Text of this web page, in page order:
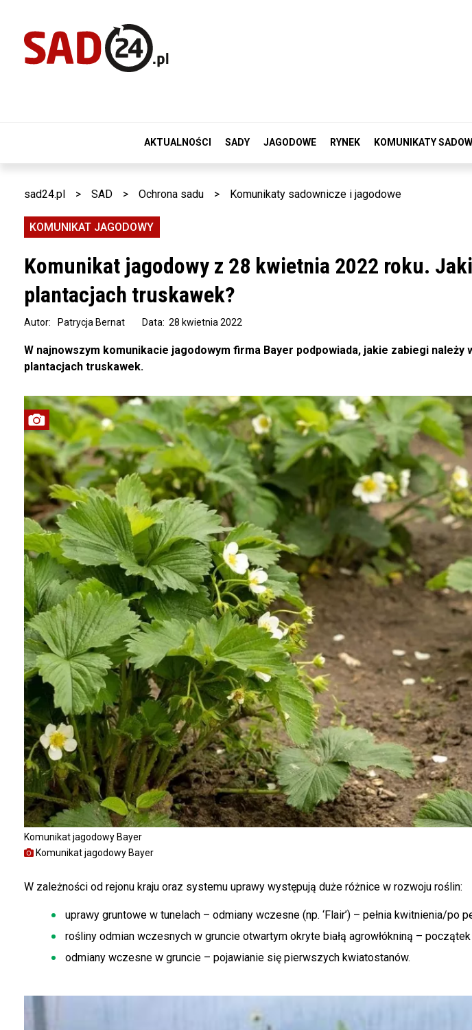
AKTUALNOŚCI SADY JAGODOWE RYNEK KOMUNIKATY
sad24.pl > SAD > Ochrona sadu > Komunikaty sadownicze i jagodowe
Komunikat jagodowy Bayer
Komunikat jagodowy Bayer
KOMUNIKAT JAGODOWY
Komunikat jagodowy z 28 kwietnia 2022 roku.
plantacjach truskawek?
Data: 28 kwietnia 2022
Autor: Patrycja Bernat
W najnowszym komunikacie jagodowym firma Bayer podpowiada, jakie zabiegi należy
plantacjach truskawek.
W zależności od rejonu kraju oraz systemu uprawy występują duże różnice w rozwoju roślin:
uprawy gruntowe w tunelach – odmiany wczesne (np. ‘Flair’) – pełnia kwitnienia/po
rośliny odmian wczesnych w gruncie otwartym okryte białą agrowłókniną –
odmiany wczesne w gruncie – pojawianie się pierwszych kwiatostanów.